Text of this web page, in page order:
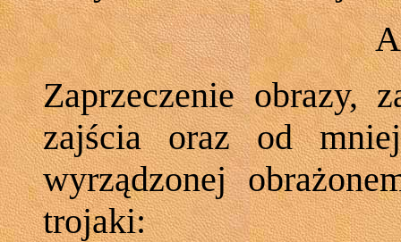
Zaprzeczenie obrazy,
zajścia oraz od
wyrządzonej
trojaki: